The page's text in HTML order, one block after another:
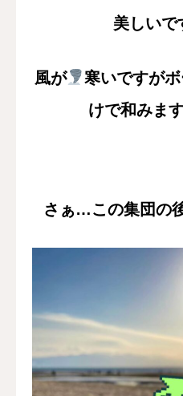
美しいで
風が
寒いですが
けで和みま
さぁ…この集団の